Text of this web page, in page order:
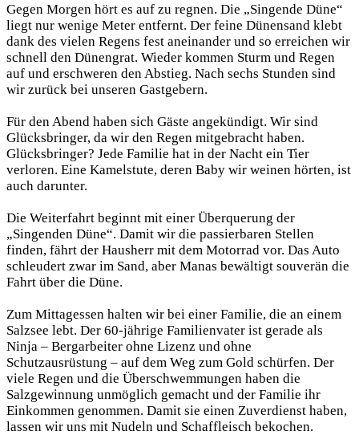
Gegen Morgen hört es auf zu regnen. Die „Singende Düne“
liegt nur wenige Meter entfernt. Der feine Dünensand klebt
dank des vielen Regens fest aneinander und so erreichen wir
schnell den Dünengrat. Wieder kommen Sturm und Regen
auf und erschweren den Abstieg. Nach sechs Stunden sind
wir zurück bei unseren Gastgebern.
Für den Abend haben sich Gäste angekündigt. Wir sind
Glücksbringer, da wir den Regen mitgebracht haben.
Glücksbringer? Jede Familie hat in der Nacht ein Tier
verloren. Eine Kamelstute, deren Baby wir weinen hörten, ist
auch darunter.
Die Weiterfahrt beginnt mit einer Überquerung der
„Singenden Düne“. Damit wir die passierbaren Stellen
finden, fährt der Hausherr mit dem Motorrad vor. Das Auto
schleudert zwar im Sand, aber Manas bewältigt souverän die
Fahrt über die Düne.
Zum Mittagessen halten wir bei einer Familie, die an einem
Salzsee lebt. Der 60-jährige Familienvater ist gerade als
Ninja – Bergarbeiter ohne Lizenz und ohne
Schutzausrüstung – auf dem Weg zum Gold schürfen. Der
viele Regen und die Überschwemmungen haben die
Salzgewinnung unmöglich gemacht und der Familie ihr
Einkommen genommen. Damit sie einen Zuverdienst haben,
lassen wir uns mit Nudeln und Schaffleisch bekochen.